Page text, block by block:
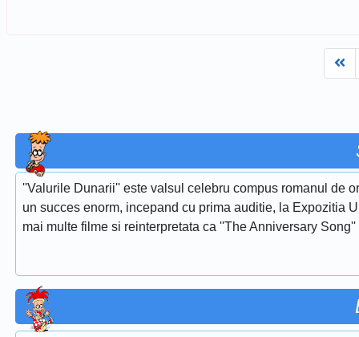
''Valurile Dunarii'' este valsul celebru compus romanul de
un succes enorm, incepand cu prima auditie, la Expozitia
mai multe filme si reinterpretata ca ''The Anniversary